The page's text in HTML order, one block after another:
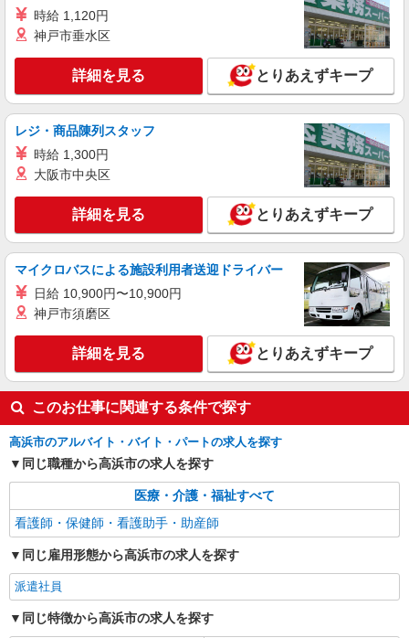
時給 1,120円
神戸市垂水区
詳細を見る とりあえずキープ
レジ・商品陳列スタッフ
時給 1,300円
大阪市中央区
詳細を見る とりあえずキープ
マイクロバスによる施設利用者送迎ドライバー
日給 10,900円〜10,900円
神戸市須磨区
詳細を見る とりあえずキープ
このお仕事に関連する条件で探す
高浜市のアルバイト・バイト・パートの求人を探す
同じ職種から高浜市の求人を探す
医療・介護・福祉すべて
看護師・保健師・看護助手・助産師
同じ雇用形態から高浜市の求人を探す
派遣社員
同じ特徴から高浜市の求人を探す